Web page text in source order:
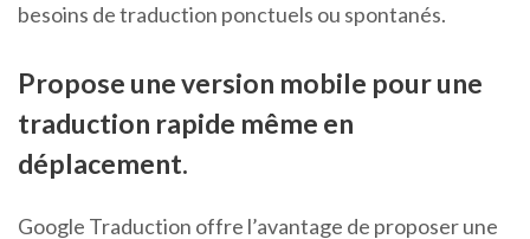
besoins de traduction ponctuels ou spontanés.
Propose une version mobile pour une
traduction rapide même en
déplacement.
Google Traduction offre l’avantage de proposer une